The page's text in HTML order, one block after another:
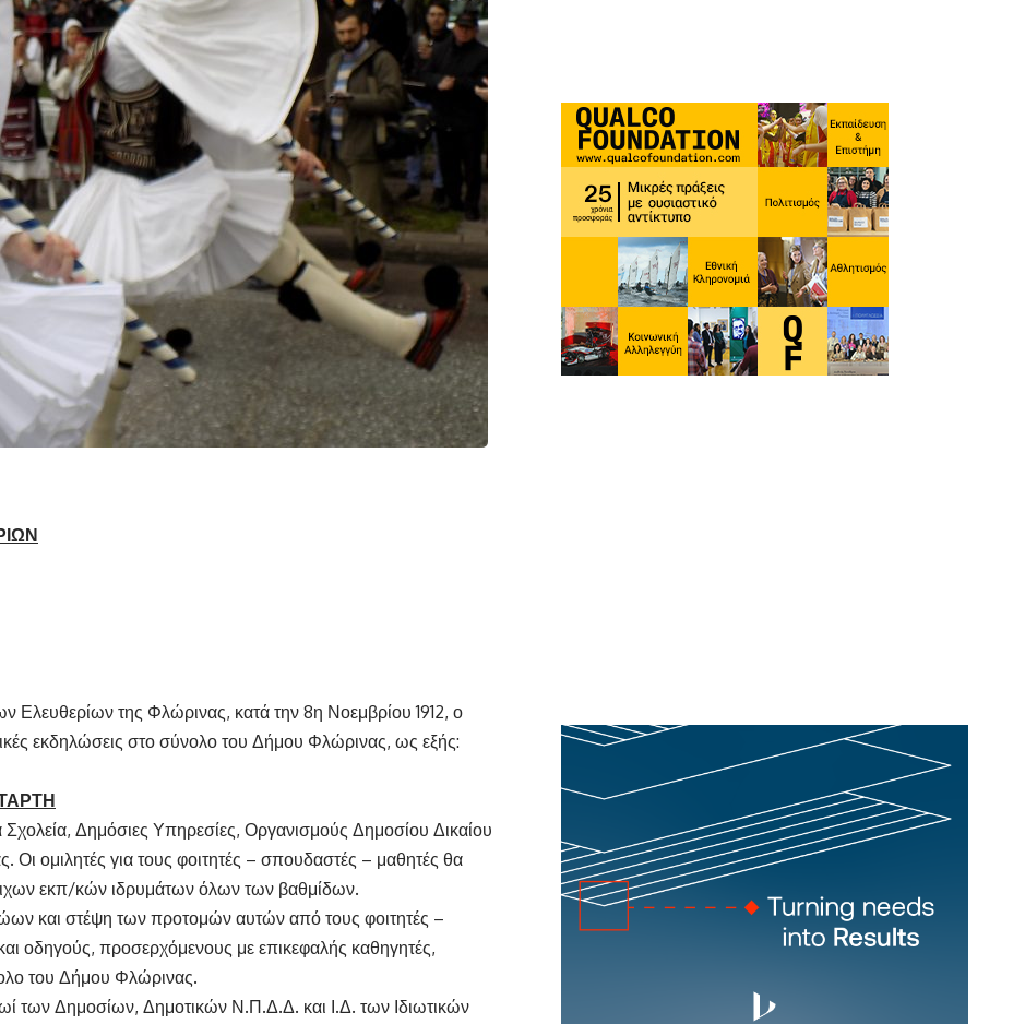
Ελευθερίων της Φλώρινας, κατά την 8η Νοεμβρίου 1912, ο
εκδηλώσεις στο σύνολο του Δήμου Φλώρινας, ως εξής:
Σχολεία, Δημόσιες Υπηρεσίες, Οργανισμούς Δημοσίου Δικαίου
ομιλητές για τους φοιτητές – σπουδαστές – μαθητές θα
εκπ/κών ιδρυμάτων όλων των βαθμίδων.
και στέψη των προτομών αυτών από τους φοιτητές –
οδηγούς, προσερχόμενους με επικεφαλής καθηγητές,
του Δήμου Φλώρινας.
των Δημοσίων, Δημοτικών Ν.Π.Δ.Δ. και Ι.Δ. των Ιδιωτικών